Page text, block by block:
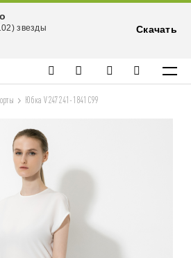
Юбка V247241-1841C99
звезды
Скачать